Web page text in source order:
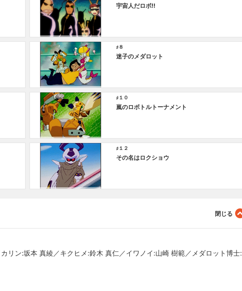
宇宙人だロボ!!
♯８
迷子のメダロット
♯１０
嵐のロボトルトーナメント
♯１２
その名はロクショウ
リン:坂本 真綾／キクヒメ:鈴木 真仁／イワノイ:山崎 樹範／メダロット博士: